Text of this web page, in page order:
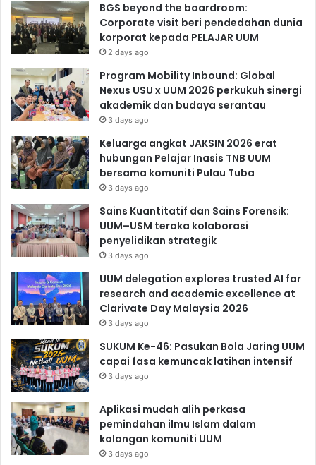
BGS beyond the boardroom:
Corporate visit beri pendedahan dunia
korporat kepada PELAJAR UUM
2 days ago
Program Mobility Inbound: Global
Nexus USU x UUM 2026 perkukuh sinergi
akademik dan budaya serantau
3 days ago
Keluarga angkat JAKSIN 2026 erat
hubungan Pelajar Inasis TNB UUM
bersama komuniti Pulau Tuba
3 days ago
Sains Kuantitatif dan Sains Forensik:
UUM–USM teroka kolaborasi
penyelidikan strategik
3 days ago
UUM delegation explores trusted AI for
research and academic excellence at
Clarivate Day Malaysia 2026
3 days ago
SUKUM Ke-46: Pasukan Bola Jaring UUM
capai fasa kemuncak latihan intensif
3 days ago
Aplikasi mudah alih perkasa
pemindahan ilmu Islam dalam
kalangan komuniti UUM
3 days ago